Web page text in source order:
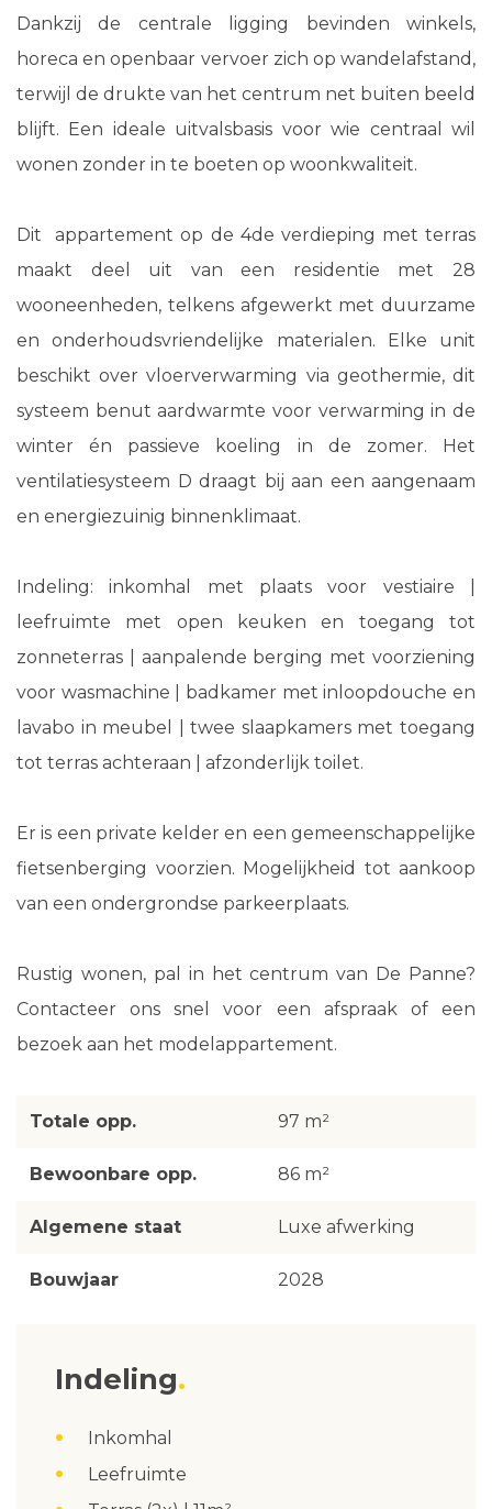
Dankzij de centrale ligging bevinden winkels,
horeca en openbaar vervoer zich op wandelafstand,
terwijl de drukte van het centrum net buiten beeld
blijft. Een ideale uitvalsbasis voor wie centraal wil
wonen zonder in te boeten op woonkwaliteit.
Dit appartement op de 4de verdieping met terras
maakt deel uit van een residentie met 28
wooneenheden, telkens afgewerkt met duurzame
en onderhoudsvriendelijke materialen. Elke unit
beschikt over vloerverwarming via geothermie, dit
systeem benut aardwarmte voor verwarming in de
winter én passieve koeling in de zomer. Het
ventilatiesysteem D draagt bij aan een aangenaam
en energiezuinig binnenklimaat.
Indeling: inkomhal met plaats voor vestiaire |
leefruimte met open keuken en toegang tot
zonneterras | aanpalende berging met voorziening
voor wasmachine | badkamer met inloopdouche en
lavabo in meubel | twee slaapkamers met toegang
tot terras achteraan | afzonderlijk toilet.
Er is een private kelder en een gemeenschappelijke
fietsenberging voorzien. Mogelijkheid tot aankoop
van een ondergrondse parkeerplaats.
Rustig wonen, pal in het centrum van De Panne?
Contacteer ons snel voor een afspraak of een
bezoek aan het modelappartement.
Totale opp. 97 m²
Bewoonbare opp. 86 m²
Algemene staat Luxe afwerking
Bouwjaar 2028
Indeling
Inkomhal
Leefruimte